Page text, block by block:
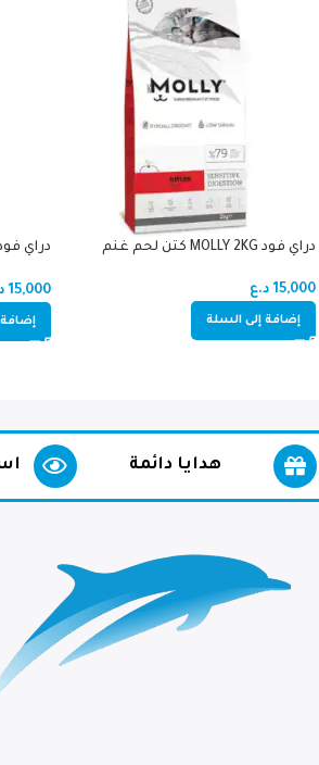
دراي فود MOLLY 2KG كتن لحم غنم
15,000 د.ع
إضافة إلى السلة
15,000
هدايا دائمة